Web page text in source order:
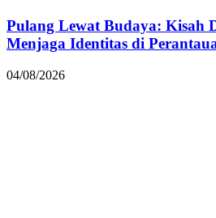
Pulang Lewat Budaya: Kisah
Menjaga Identitas di
04/08/2026